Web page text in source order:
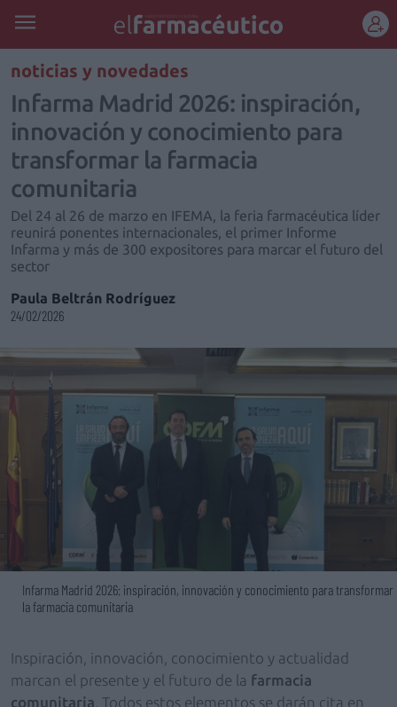
REGÍSTRATE
noticias y novedades
Infarma Madrid 2026: inspiración,
innovación y conocimiento para
transformar la farmacia
comunitaria
Del 24 al 26 de marzo en IFEMA, la feria farmacéutica líder
reunirá ponentes internacionales, el primer Informe
Infarma y más de 300 expositores para marcar el futuro del
sector
Paula Beltrán Rodríguez
24/02/2026
Infarma Madrid 2026: inspiración, innovación y conocimiento para transformar
la farmacia comunitaria
Inspiración, innovación, conocimiento y actualidad
marcan el presente y el futuro de la farmacia
comunitaria . Todos estos elementos se darán cita en